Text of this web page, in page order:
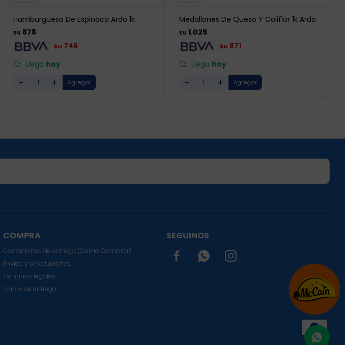
Hamburguesa De Espinaca Ardo 1k
$U 878
$U 746
Llega hoy
- +
Medallones De Queso Y Coliflor 1k Ardo
$U 1.025
$U 871
Llega hoy
- +
COMPRA
Condiciones de entrega (Como Comprar)
Envíos y devoluciones
Términos legales
Zonas de entrega
SEGUINOS

 